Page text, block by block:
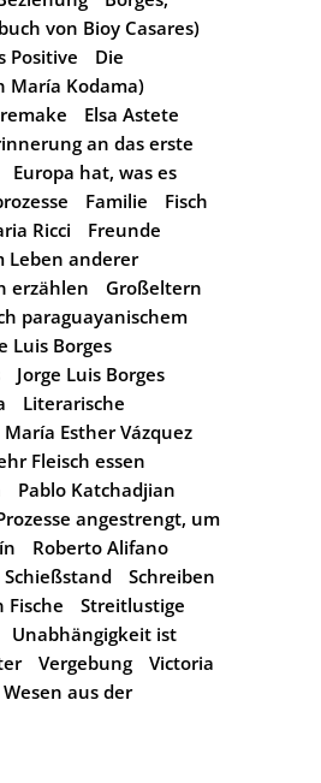
von Bioy Casares)
Positive
Die
María Kodama)
Elsa Astete
an das erste
Europa hat, was es
Familie
Fisch
Ricci
Freunde
Leben anderer
erzählen
Großeltern
paraguayanischem
Luis Borges
Jorge Luis Borges
Literarische
María Esther Vázquez
Fleisch essen
Pablo Katchadjian
angestrengt, um
Roberto Alifano
Schreiben
Fische
Streitlustige
Unabhängigkeit ist
Vergebung
Victoria
Wesen aus der